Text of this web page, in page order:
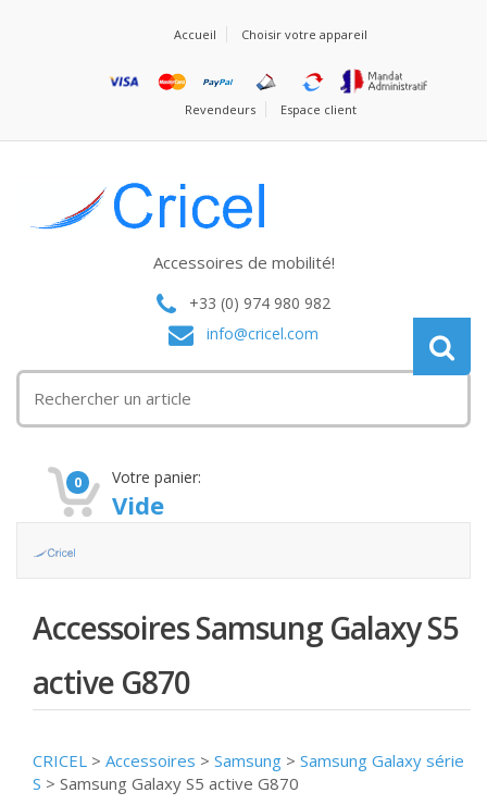
Accueil Choisir votre appareil
Revendeurs Espace client
Accessoires de mobilité!
+33 (0) 974 980 982
info@cricel.com
0 Votre panier:
Vide
Accessoires Samsung Galaxy S5
active G870
CRICEL > Accessoires > Samsung > Samsung Galaxy série
S > Samsung Galaxy S5 active G870